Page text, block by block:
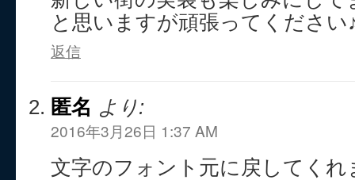
と思いますが頑張ってください
返信
匿名 より:
2016年3月26日 1:37 AM
文字のフォント元に戻してくれ